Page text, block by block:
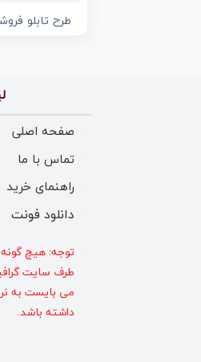
طرح تابلو
صفحه اصلی
تماس با ما
راهنمای خرید
دانلود فونت
توجه: هیچ
طرف سایت
می بایست به
داشته باشد.